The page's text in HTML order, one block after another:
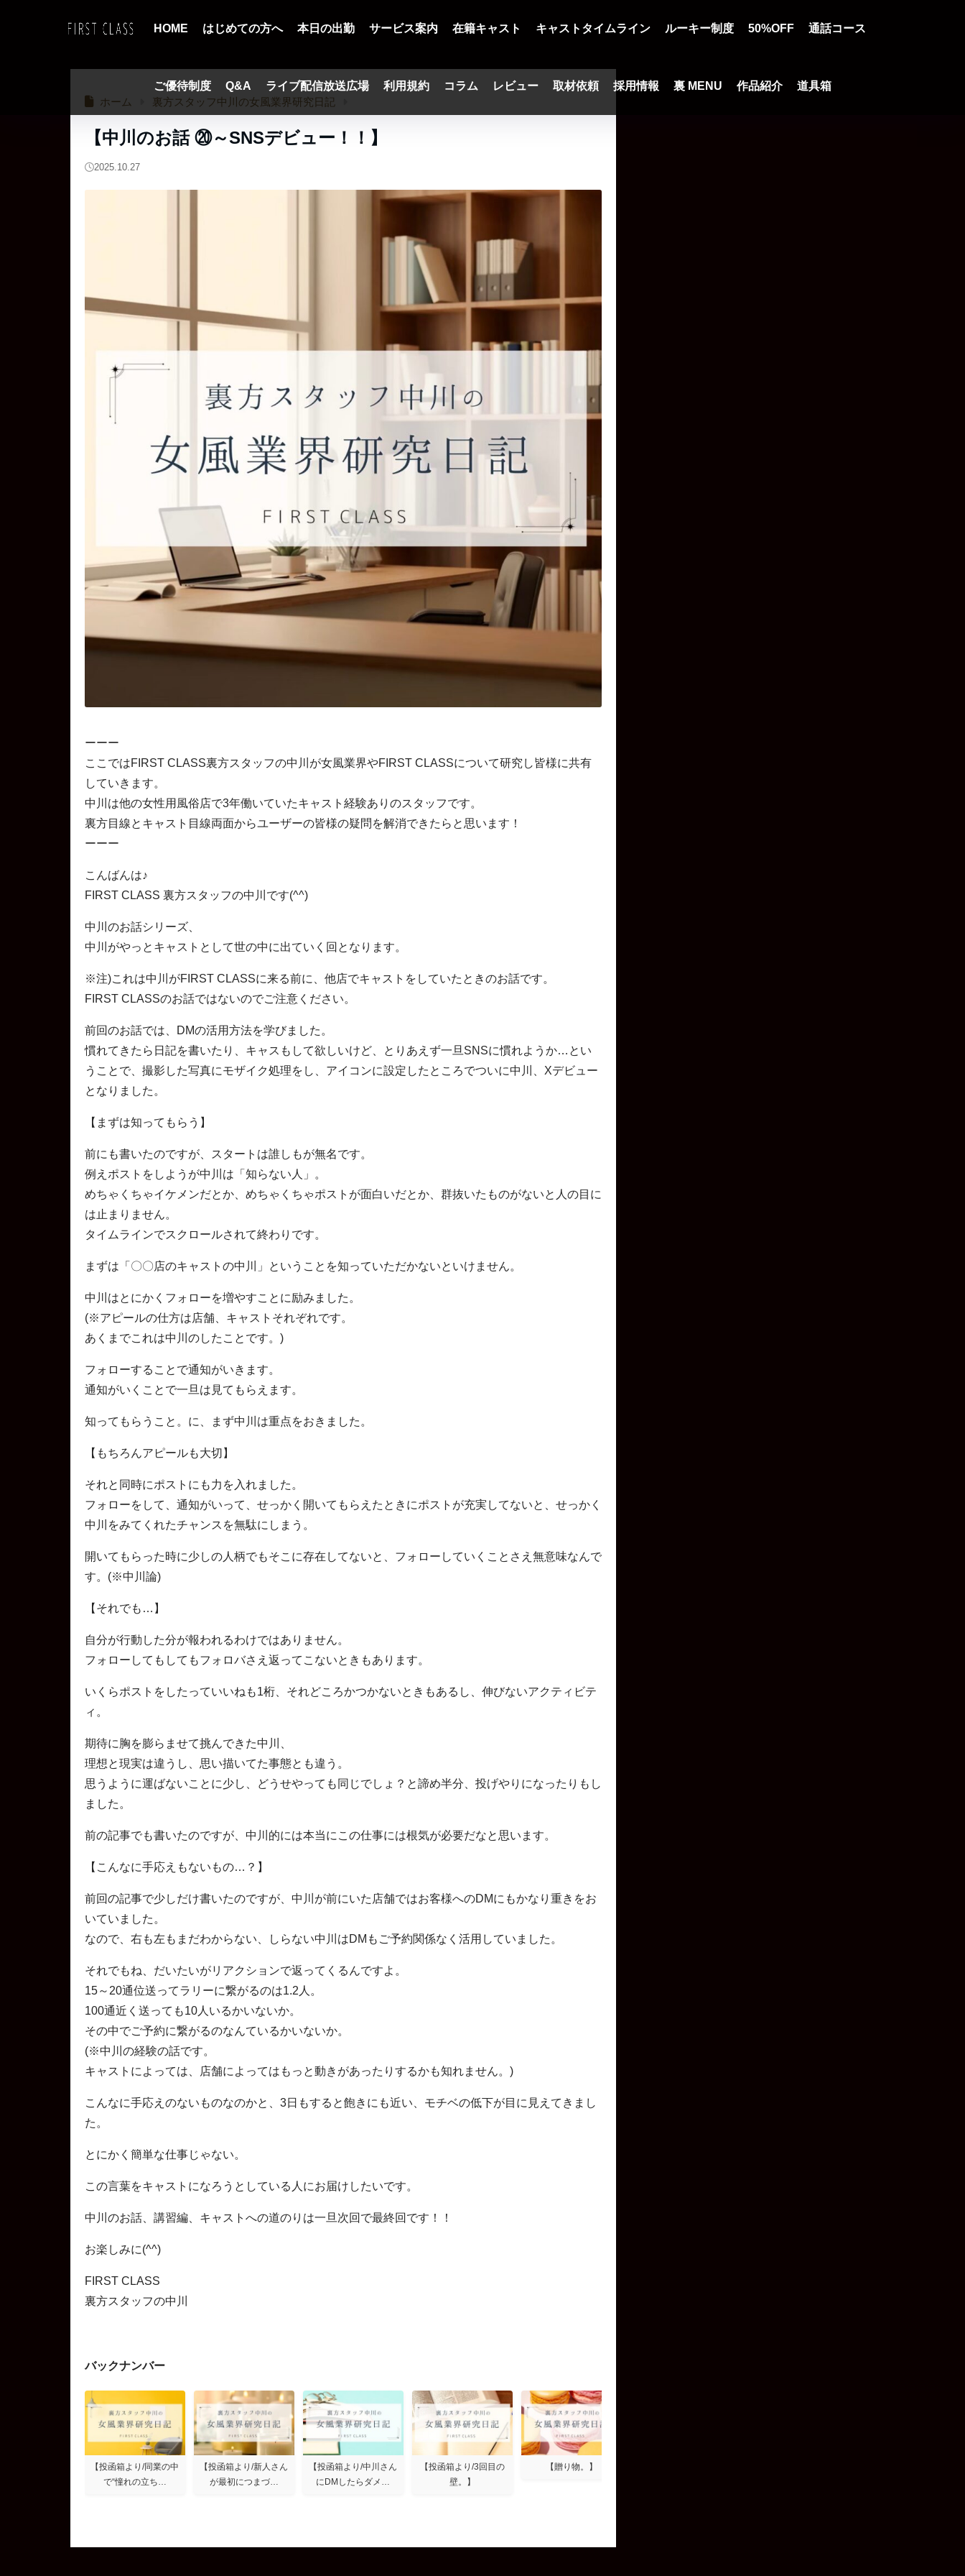
HOME はじめての方へ 本日の出勤 サービス案内 在籍キャスト キャストタイムライン ルーキー制度 50%OFF 通話コース
ご優待制度 Q&A ライブ配信放送広場 利用規約 コラム レビュー 取材依頼 採用情報 裏 MENU 作品紹介 道具箱
ホーム 裏方スタッフ中川の女風業界研究日記
【中川のお話 ⑳～SNSデビュー！！】
2025.10.27
ーーー
ここではFIRST CLASS裏方スタッフの中川が女風業界やFIRST CLASSについて研究し皆様に共有
していきます。
中川は他の女性用風俗店で3年働いていたキャスト経験ありのスタッフです。
裏方目線とキャスト目線両面からユーザーの皆様の疑問を解消できたらと思います！
ーーー
こんばんは♪
FIRST CLASS 裏方スタッフの中川です(^^)
中川のお話シリーズ、
中川がやっとキャストとして世の中に出ていく回となります。
※注)これは中川がFIRST CLASSに来る前に、他店でキャストをしていたときのお話です。
FIRST CLASSのお話ではないのでご注意ください。
前回のお話では、DMの活用方法を学びました。
慣れてきたら日記を書いたり、キャスもして欲しいけど、とりあえず一旦SNSに慣れようか…とい
うことで、撮影した写真にモザイク処理をし、アイコンに設定したところでついに中川、Xデビュー
となりました。
【まずは知ってもらう】
前にも書いたのですが、スタートは誰しもが無名です。
例えポストをしようが中川は「知らない人」。
めちゃくちゃイケメンだとか、めちゃくちゃポストが面白いだとか、群抜いたものがないと人の目に
は止まりません。
タイムラインでスクロールされて終わりです。
まずは「〇〇店のキャストの中川」ということを知っていただかないといけません。
中川はとにかくフォローを増やすことに励みました。
(※アピールの仕方は店舗、キャストそれぞれです。
あくまでこれは中川のしたことです。)
フォローすることで通知がいきます。
通知がいくことで一旦は見てもらえます。
知ってもらうこと。に、まず中川は重点をおきました。
【もちろんアピールも大切】
それと同時にポストにも力を入れました。
フォローをして、通知がいって、せっかく開いてもらえたときにポストが充実してないと、せっかく
中川をみてくれたチャンスを無駄にしまう。
開いてもらった時に少しの人柄でもそこに存在してないと、フォローしていくことさえ無意味なんで
す。(※中川論)
【それでも…】
自分が行動した分が報われるわけではありません。
フォローしてもしてもフォロバさえ返ってこないときもあります。
いくらポストをしたっていいねも1桁、それどころかつかないときもあるし、伸びないアクティビテ
ィ。
期待に胸を膨らませて挑んできた中川、
理想と現実は違うし、思い描いてた事態とも違う。
思うように運ばないことに少し、どうせやっても同じでしょ？と諦め半分、投げやりになったりもし
ました。
前の記事でも書いたのですが、中川的には本当にこの仕事には根気が必要だなと思います。
【こんなに手応えもないもの…？】
前回の記事で少しだけ書いたのですが、中川が前にいた店舗ではお客様へのDMにもかなり重きをお
いていました。
なので、右も左もまだわからない、しらない中川はDMもご予約関係なく活用していました。
それでもね、だいたいがリアクションで返ってくるんですよ。
15～20通位送ってラリーに繋がるのは1.2人。
100通近く送っても10人いるかいないか。
その中でご予約に繋がるのなんているかいないか。
(※中川の経験の話です。
キャストによっては、店舗によってはもっと動きがあったりするかも知れません。)
こんなに手応えのないものなのかと、3日もすると飽きにも近い、モチベの低下が目に見えてきまし
た。
とにかく簡単な仕事じゃない。
この言葉をキャストになろうとしている人にお届けしたいです。
中川のお話、講習編、キャストへの道のりは一旦次回で最終回です！！
お楽しみに(^^)
FIRST CLASS
裏方スタッフの中川
バックナンバー
【投函箱より/同業の中
で“憧れの立ち…
【投函箱より/新人さん
が最初につまづ…
【投函箱より/中川さん
にDMしたらダメ…
【投函箱より/3回目の
壁。】
【贈り物。】